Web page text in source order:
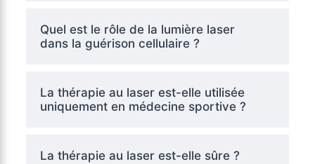
Quel est le rôle de la lumière laser
dans la guérison cellulaire ?
La thérapie au laser est-elle utilisée
uniquement en médecine sportive ?
La thérapie au laser est-elle sûre ?